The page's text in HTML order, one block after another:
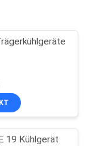
19 Kühlgerät